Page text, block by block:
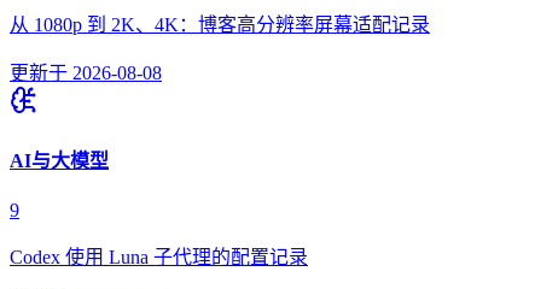
从 1080p 到 2K、4K：博客高分辨率屏幕适配记录
更新于 2026-08-08
AI与大模型
9
Codex 使用 Luna 子代理的配置记录